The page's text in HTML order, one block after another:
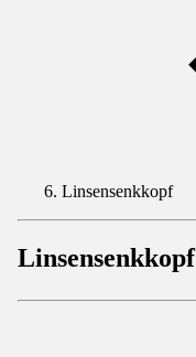
Linsensenkkopf
Linsensenkkopf